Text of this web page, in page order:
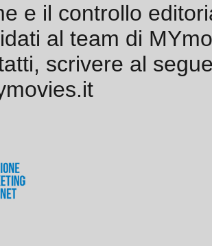
e il controllo
al team di
scrivere al